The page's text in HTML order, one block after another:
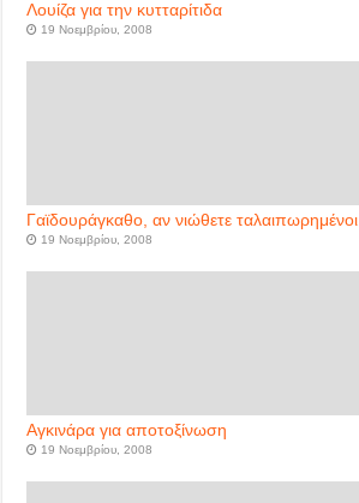
Λουίζα για την κυτταρίτιδα
19 Νοεμβρίου, 2008
Γαϊδουράγκαθο, αν νιώθετε ταλαιπωρημένοι
19 Νοεμβρίου, 2008
Αγκινάρα για αποτοξίνωση
19 Νοεμβρίου, 2008